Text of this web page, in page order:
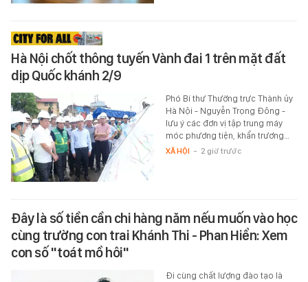
Hà Nội chốt thông tuyến Vành đai 1 trên mặt đất
dịp Quốc khánh 2/9
Phó Bí thư Thường trực Thành ủy
Hà Nội - Nguyễn Trọng Đông -
lưu ý các đơn vị tập trung máy
móc phương tiện, khẩn trương…
XÃ HỘI - 2 giờ trước
Đây là số tiền cần chi hàng năm nếu muốn vào học
cùng trường con trai Khánh Thi - Phan Hiển: Xem
con số "toát mồ hôi"
Đi cùng chất lượng đào tạo là